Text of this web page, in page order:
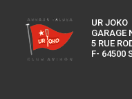
UR JOKO
GARAGE
5 RUE
F- 64500